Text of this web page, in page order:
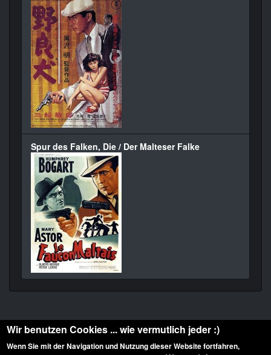
Spur des Falken, Die / Der Malteser Falke
Wir benutzen Cookies ... wie vermutlich jeder :)
Wenn Sie mit der Navigation und Nutzung dieser Website fortfahren,